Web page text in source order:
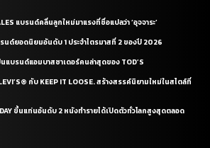
แบรนด์คลื่นลูกใหม่มาแรงที่ชื่อแปลว่า ‘อุจจาระ’
นด์ยอดนิยมอันดับ 1 ประจำไตรมาสที่ 2 ของปี 2026
แบรนด์แอมบาสซาเดอร์คนล่าสุดของ TOD’S
กับ KEEP IT LOOSE. สร้างสรรค์นิยามใหม่ในสไตล์ที่
DAY ขึ้นแท่นอันดับ 2 หนังทำรายได้เปิดตัวทั่วโลกสูงสุดตลอด